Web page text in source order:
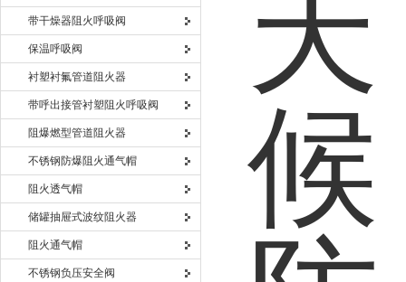
带干燥器阻火呼吸阀
保温呼吸阀
衬塑衬氟管道阻火器
带呼出接管衬塑阻火呼吸阀
阻爆燃型管道阻火器
不锈钢防爆阻火通气帽
阻火透气帽
储罐抽屉式波纹阻火器
阻火通气帽
不锈钢负压安全阀